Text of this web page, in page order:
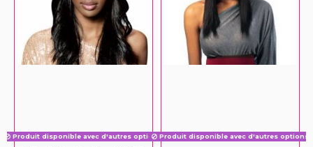
Produit disponible avec d'autres optionsProduit disponible avec d'autres options